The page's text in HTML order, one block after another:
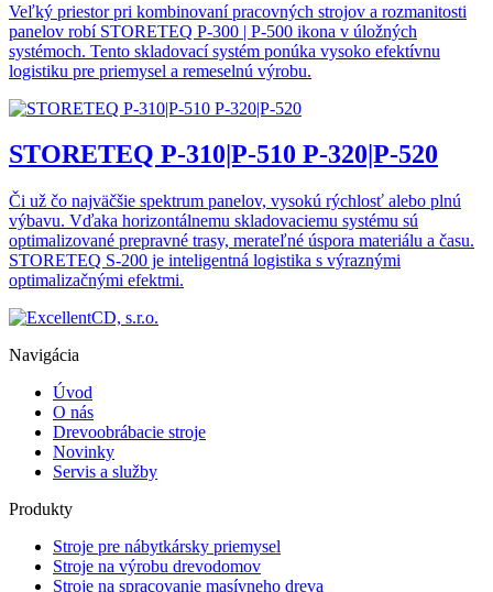
Veľký priestor pri kombinovaní pracovných strojov a rozmanitosti
panelov robí STORETEQ P-300 | P-500 ikona v úložných
systémoch. Tento skladovací systém ponúka vysoko efektívnu
logistiku pre priemysel a remeselnú výrobu.
STORETEQ P-310|P-510 P-320|P-520
Či už čo najväčšie spektrum panelov, vysokú rýchlosť alebo plnú
výbavu. Vďaka horizontálnemu skladovaciemu systému sú
optimalizované prepravné trasy, merateľné úspora materiálu a času.
STORETEQ S-200 je inteligentná logistika s výraznými
optimalizačnými efektmi.
Navigácia
Úvod
O nás
Drevoobrábacie stroje
Novinky
Servis a služby
Produkty
Stroje pre nábytkársky priemysel
Stroje na výrobu drevodomov
Stroje na spracovanie masívneho dreva